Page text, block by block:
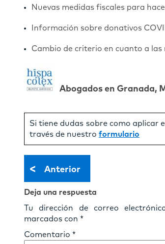
Nuevas medidas fiscales para
Información sobre donativos
Cambio de criterio en cuanto a
Abogados en Granada,
Si tiene dudas sobre como aplicar
través de nuestro formulario
< Anterior
Deja una respuesta
Tu dirección de correo
marcados con *
Comentario *